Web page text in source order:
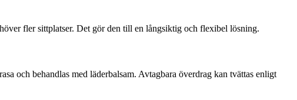
fler sittplatser. Det gör den till en långsiktig och flexibel lösning.
och behandlas med läderbalsam. Avtagbara överdrag kan tvättas enligt